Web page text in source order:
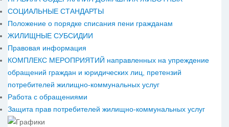
СОЦИАЛЬНЫЕ СТАНДАРТЫ
Положение о порядке списания пени гражданам
ЖИЛИЩНЫЕ СУБСИДИИ
Правовая информация
КОМПЛЕКС МЕРОПРИЯТИЙ направленных на упреждение
обращений граждан и юридических лиц, претензий
потребителей жилищно-коммунальных услуг
Работа с обращениями
Защита прав потребителей жилищно-коммунальных услуг